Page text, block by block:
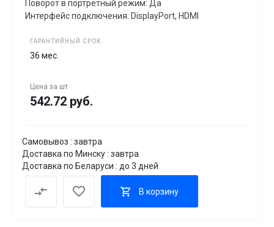
Поворот в портретный режим: Да
Интерфейс подключения: DisplayPort, HDMI
ГАРАНТИЙНЫЙ СРОК
36 мес.
Цена за шт
542.72 руб.
Самовывоз : завтра
Доставка по Минску : завтра
Доставка по Беларуси : до 3 дней
В корзину